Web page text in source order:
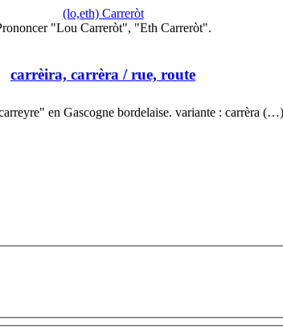
(lo,eth) Carreròt
"Lou Carreròt", "Eth Carreròt".
carrèira, carrèra / rue, route
en Gascogne bordelaise. variante : carrèra (…)